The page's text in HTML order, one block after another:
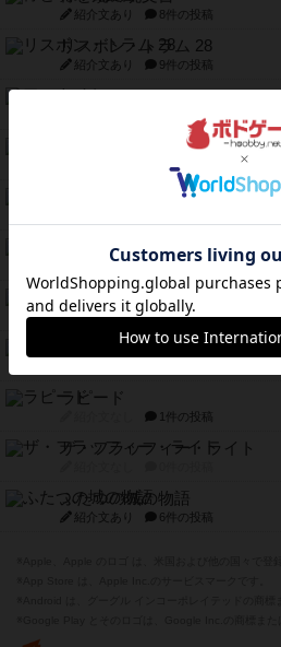
紹介文あり 8件の投稿
リスボン・トラム 28
紹介文あり 9件の投稿
1件の投稿
スペクタキュラー
スモールワールド
紹介文あり 13件の投稿
ギャンブラー
紹介文なし 2件の投稿
Bitter End ブタペスト救出作戦
ラピード
1件の投稿
ザ・フラッフィー・ライト
ふたつの城の物語
紹介文あり 6件の投稿